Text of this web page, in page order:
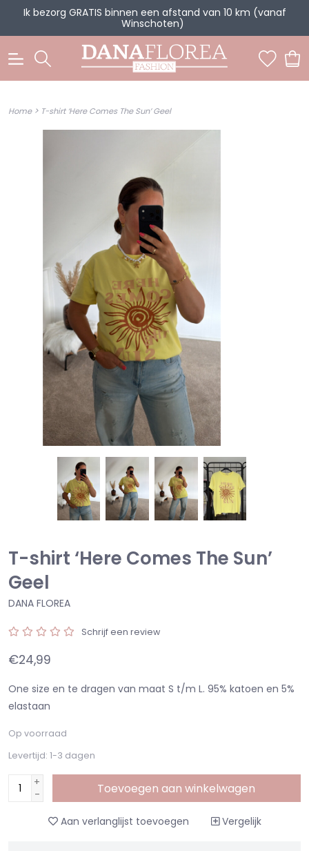
Ik bezorg GRATIS binnen een afstand van 10 km (vanaf
Winschoten)
Home> T-shirt ‘Here Comes The Sun’ Geel
T-shirt ‘Here Comes The Sun’
Geel
DANA FLOREA
Schrijf een review
€24,99
One size en te dragen van maat S t/m L. 95% katoen en 5%
elastaan
Op voorraad
Levertijd: 1-3 dagen
+
-
Toevoegen aan winkelwagen
Aan verlanglijst toevoegen Vergelijk